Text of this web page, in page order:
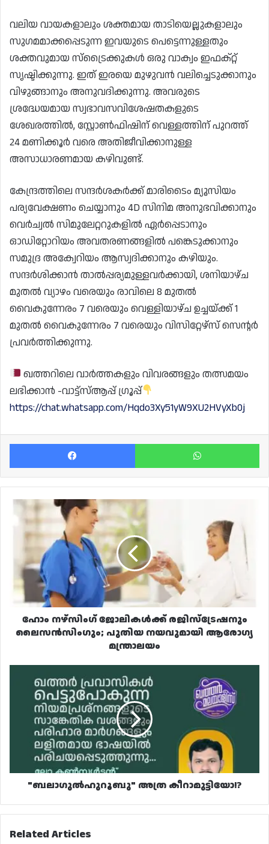
വലിയ വായകളാലും ശക്തമായ താടിയെല്ലുകളാലും
സുഗമമാക്കപ്പെടുന്ന ഇവയുടെ പെട്ടെന്നുള്ളതും
ശക്തവുമായ സ്ട്രൈക്കുകൾ ഒരു വാക്വം ഇഫക്റ്റ്
സൃഷ്ടിക്കുന്നു. ഇത് ഇരയെ മുഴുവൻ വലിച്ചെടുക്കാനും
വിഴുങ്ങാനും അനുവദിക്കുന്നു. അവരുടെ
ശ്രദ്ധേയമായ സ്വഭാവസവിശേഷതകളുടെ
ശേഖരത്തിൽ, സ്റ്റോൺഫിഷിന് വെള്ളത്തിന് പുറത്ത്
24 മണിക്കൂർ വരെ അതിജീവിക്കാനുള്ള
അസാധാരണമായ കഴിവുണ്ട്.
കേന്ദ്രത്തിലെ സന്ദർശകർക്ക് മാരിടൈം മ്യൂസിയം
പര്യവേക്ഷണം ചെയ്യാനും 4D സിനിമ അനുഭവിക്കാനും
വെർച്വൽ സിമുലേറ്ററുകളിൽ ഏർപ്പെടാനും
ഓഡിറ്റോറിയം അവതരണങ്ങളിൽ പങ്കെടുക്കാനും
സമുദ്ര അക്വേറിയം ആസ്വദിക്കാനും കഴിയും.
സന്ദർശിക്കാൻ താൽപ്പര്യമുള്ളവർക്കായി, ശനിയാഴ്ച
മുതൽ വ്യാഴം വരെയും രാവിലെ 8 മുതൽ
വൈകുന്നേരം 7 വരെയും വെള്ളിയാഴ്ച ഉച്ചയ്ക്ക് 1
മുതൽ വൈകുന്നേരം 7 വരെയും വിസിറ്റേഴ്‌സ് സെന്റർ
പ്രവർത്തിക്കുന്നു.
ഖത്തറിലെ വാർത്തകളും വിവരങ്ങളും തത്സമയം
ലഭിക്കാൻ -വാട്ട്സ്ആപ്പ് ഗ്രൂപ്പ്
https://chat.whatsapp.com/Hqdo3Xy51yW9XU2HVyXb0j
Facebook
ഹോം
നഴ്‌സിംഗ്
ജോലികൾക്ക്
രജിസ്‌ട്രേഷനും
ലൈസൻസിംഗും;
പുതിയ
നയവുമായി
ആരോഗ്യ
മന്ത്രാലയം
ഹോം നഴ്‌സിംഗ് ജോലികൾക്ക് രജിസ്‌ട്രേഷനും
ലൈസൻസിംഗും; പുതിയ നയവുമായി ആരോഗ്യ
മന്ത്രാലയം
കീറാമുട്ടിയോ!?
"ബലാഗുല്‍ഹുറൂബു" അത്ര കീറാമുട്ടിയോ!?
Related Articles